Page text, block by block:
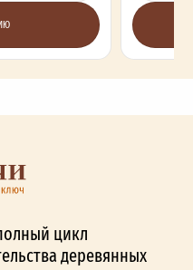
цикл
деревянных